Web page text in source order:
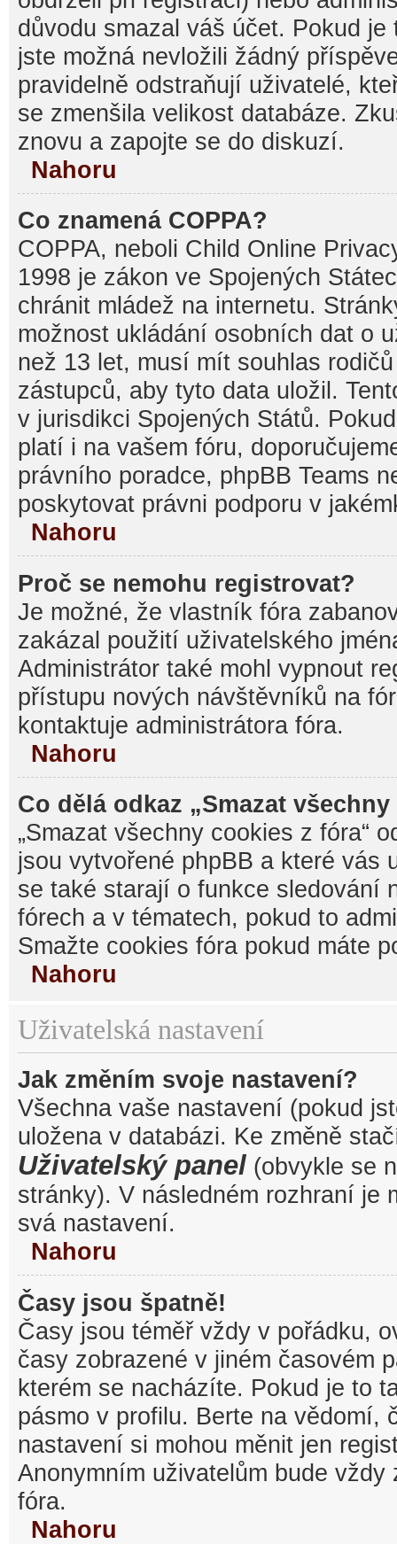
důvodu smazal váš účet. Pokud
jste možná nevložili žádný
pravidelně odstraňují uživatelé,
se zmenšila velikost databáze.
znovu a zapojte se do diskuzí.
Nahoru
Co znamená COPPA?
COPPA, neboli Child Online
1998 je zákon ve Spojených
chránit mládež na internetu.
možnost ukládání osobních dat o
než 13 let, musí mít souhlas
zástupců, aby tyto data uložil.
v jurisdikci Spojených Států.
platí i na vašem fóru,
právního poradce, phpBB Teams
poskytovat právni podporu v
Nahoru
Proč se nemohu registrovat?
Je možné, že vlastník fóra
zakázal použití uživatelského
Administrátor také mohl vypnout
přístupu nových návštěvníků na
kontaktuje administrátora fóra.
Nahoru
Co dělá odkaz „Smazat
„Smazat všechny cookies z fóra“
jsou vytvořené phpBB a které vás
se také starají o funkce sledování
fórech a v tématech, pokud to
Smažte cookies fóra pokud máte
Nahoru
Uživatelská nastavení
Jak změním svoje nastavení?
Všechna vaše nastavení (pokud
uložena v databázi. Ke změně
Uživatelský panel (obvykle se
stránky). V následném rozhraní je
svá nastavení.
Nahoru
Časy jsou špatně!
Časy jsou téměř vždy v pořádku,
časy zobrazené v jiném časovém
kterém se nacházíte. Pokud je to
pásmo v profilu. Berte na vědomí,
nastavení si mohou měnit jen
Anonymním uživatelům bude
fóra.
Nahoru